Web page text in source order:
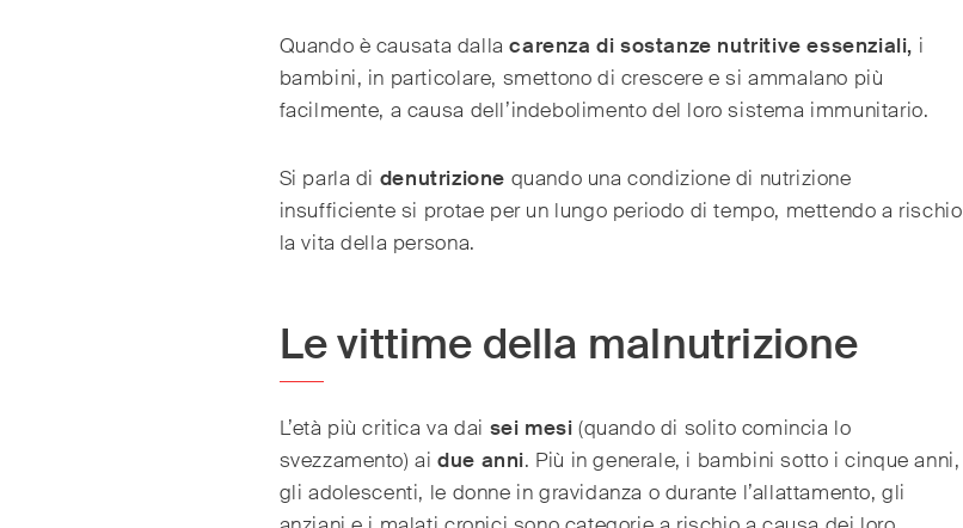
Quando è causata dallacarenza di sostanze nutritive essenziali, i
bambini, in particolare, smettono di crescere e si ammalano più
facilmente, a causa dell’indebolimento del loro sistema immunitario.
Si parla di denutrizione quando una condizione di nutrizione
insufficiente si protae per un lungo periodo di tempo, mettendo a rischio
la vita della persona.
Le vittime della malnutrizione
L’età più critica va dai sei mesi (quando di solito comincia lo
svezzamento) aidue anni. Più in generale, i bambini sotto i cinque anni,
gli adolescenti, le donne in gravidanza o durante l’allattamento, gli